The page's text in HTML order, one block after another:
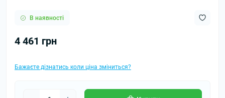
В наявності
4 461 грн
Бажаєте дізнатись коли ціна зміниться?